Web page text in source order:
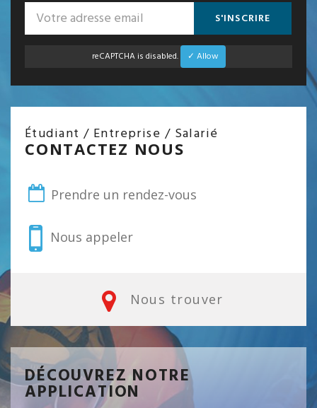
S'INSCRIRE
reCAPTCHA is disabled. ✓ Allow
Étudiant / Entreprise / Salarié
CONTACTEZ NOUS
Prendre un rendez-vous
Nous appeler
Nous trouver
DÉCOUVREZ NOTRE
APPLICATION